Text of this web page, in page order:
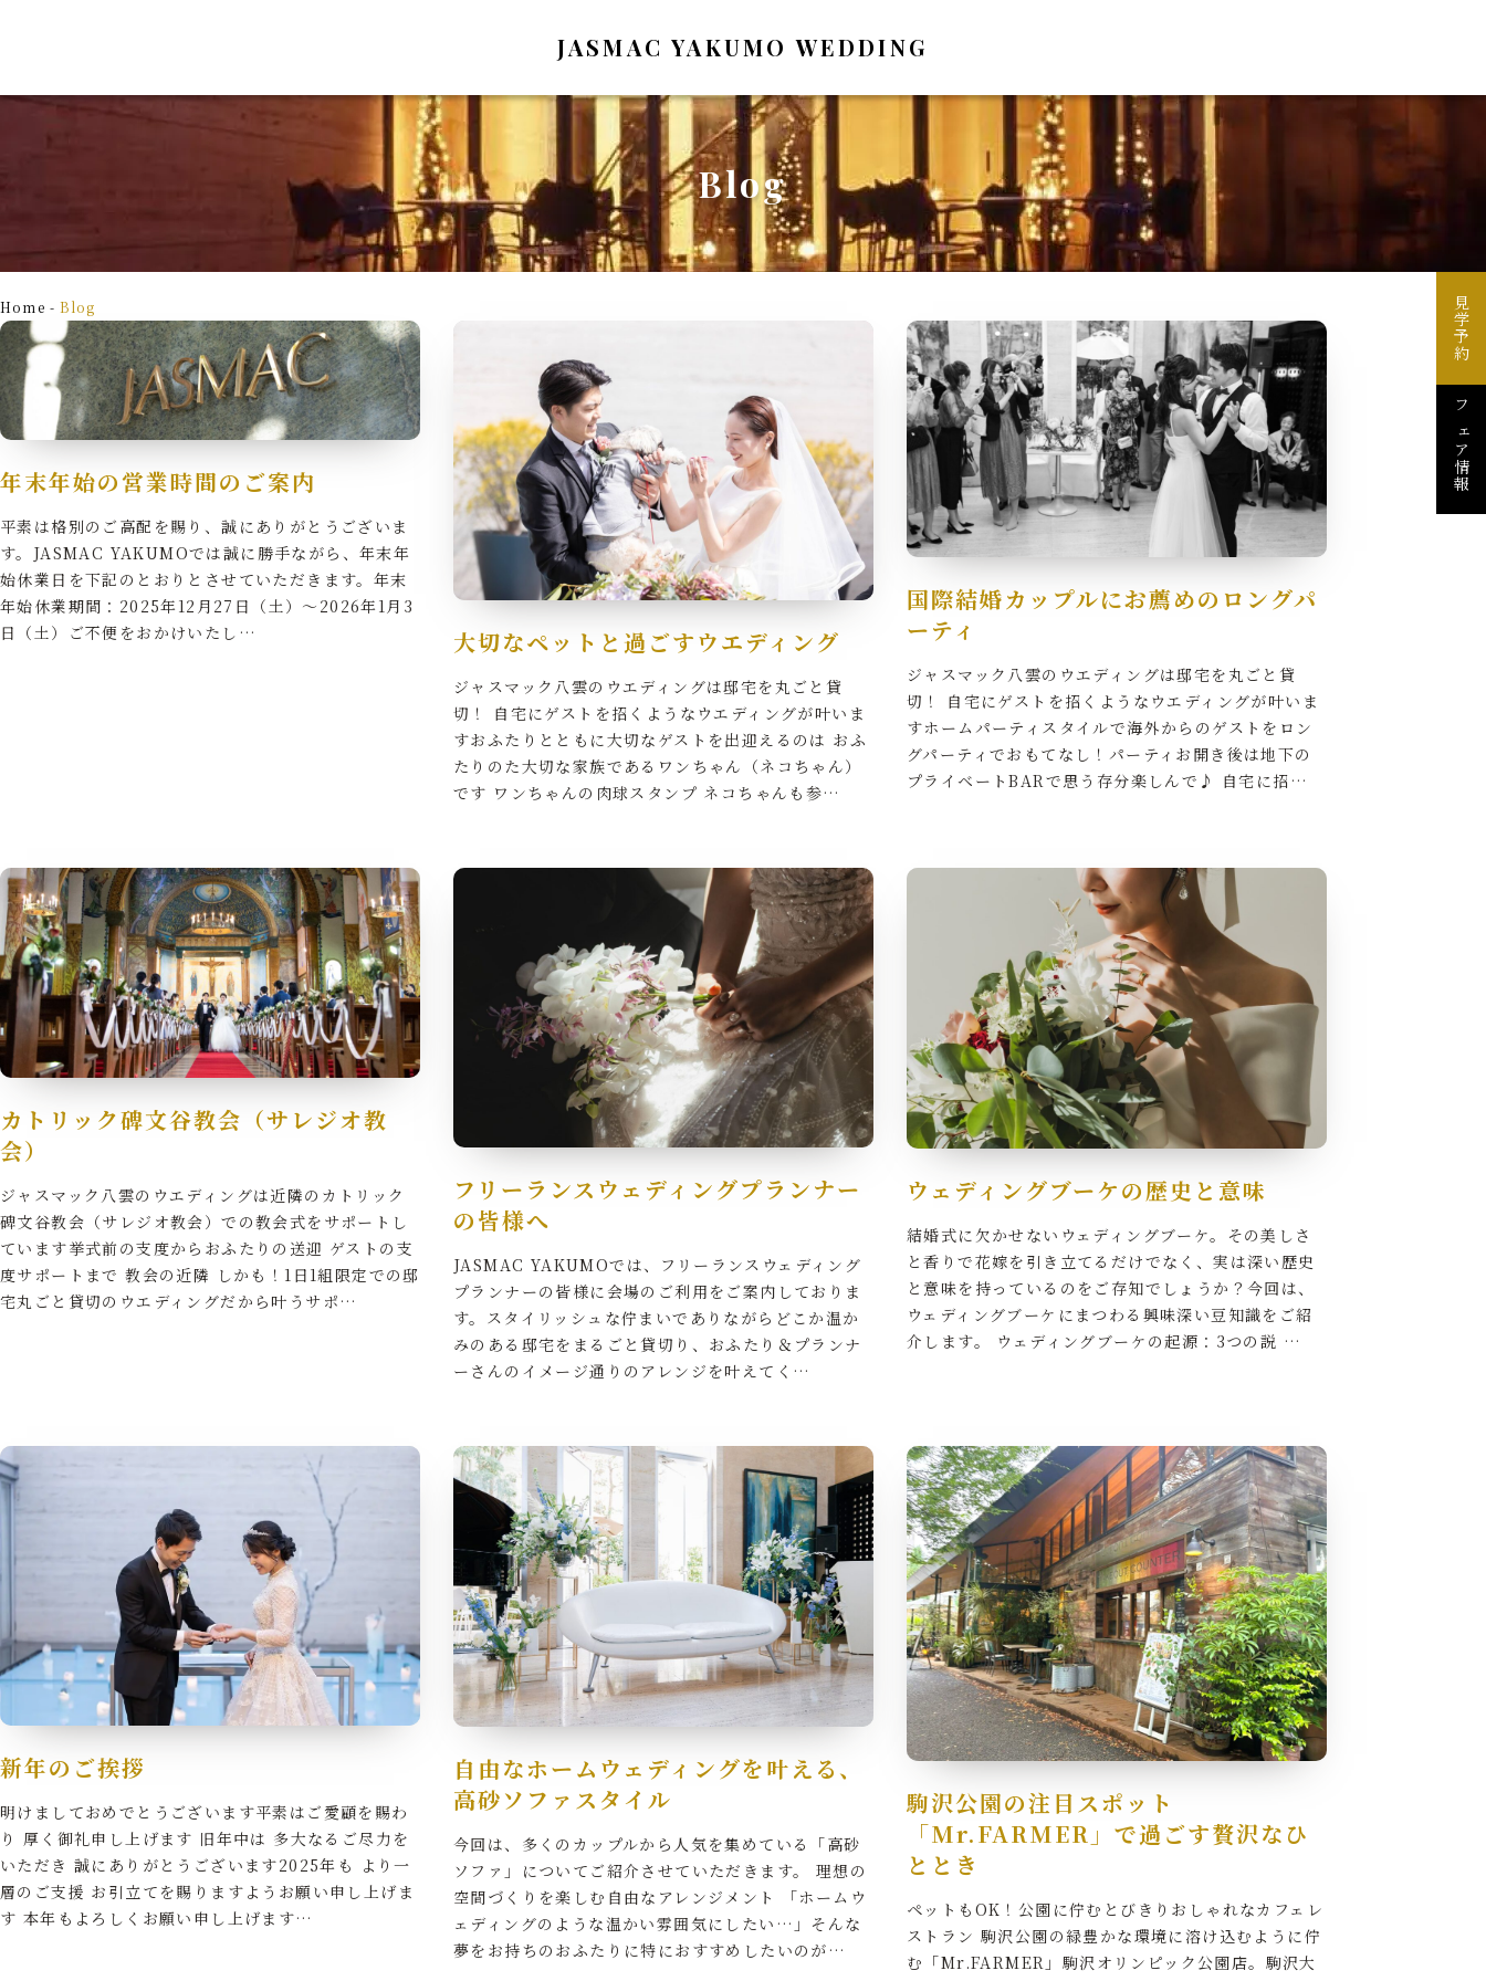
JASMAC YAKUMO WEDDING
TOP
Style&Plan
スタイル＆プラン
Architecture
建築の紹介
Ceremony&Party
挙式と披露宴
Wedding Report
Bridal Fair
ブライダルフェア
Blog
ブログ
Access&Map
アクセスマップ
Reserve
見学予約
Contact
お問い合わせ
Company
会社概要
Privacy Policy
プライバシーポリシー
見学予約
フェア情報
Blog
Home - Blog
年末年始の営業時間のご案内
平素は格別のご高配を賜り、誠にありがとうございま
す。JASMAC YAKUMOでは誠に勝手ながら、年末年
始休業日を下記のとおりとさせていただきます。年末
年始休業期間：2025年12月27日（土）～2026年1月3
日（土）ご不便をおかけいたし…
大切なペットと過ごすウエディング
ジャスマック八雲のウエディングは邸宅を丸ごと貸
切！ 自宅にゲストを招くようなウエディングが叶いま
すおふたりとともに大切なゲストを出迎えるのは おふ
たりのた大切な家族であるワンちゃん（ネコちゃん）
です ワンちゃんの肉球スタンプ ネコちゃんも参…
国際結婚カップルにお薦めのロングパ
ーティ
ジャスマック八雲のウエディングは邸宅を丸ごと貸
切！ 自宅にゲストを招くようなウエディングが叶いま
すホームパーティスタイルで海外からのゲストをロン
グパーティでおもてなし！パーティお開き後は地下の
プライベートBARで思う存分楽しんで♪ 自宅に招…
カトリック碑文谷教会（サレジオ教
会）
ジャスマック八雲のウエディングは近隣のカトリック
碑文谷教会（サレジオ教会）での教会式をサポートし
ています挙式前の支度からおふたりの送迎 ゲストの支
度サポートまで 教会の近隣 しかも！1日1組限定での邸
宅丸ごと貸切のウエディングだから叶うサポ…
フリーランスウェディングプランナー
の皆様へ
JASMAC YAKUMOでは、フリーランスウェディング
プランナーの皆様に会場のご利用をご案内しておりま
す。スタイリッシュな佇まいでありながらどこか温か
みのある邸宅をまるごと貸切り、おふたり＆プランナ
ーさんのイメージ通りのアレンジを叶えてく…
ウェディングブーケの歴史と意味
結婚式に欠かせないウェディングブーケ。その美しさ
と香りで花嫁を引き立てるだけでなく、実は深い歴史
と意味を持っているのをご存知でしょうか？今回は、
ウェディングブーケにまつわる興味深い豆知識をご紹
介します。 ウェディングブーケの起源：3つの説 …
新年のご挨拶
明けましておめでとうございます平素はご愛顧を賜わ
り 厚く御礼申し上げます 旧年中は 多大なるご尽力を
いただき 誠にありがとうございます2025年も より一
層のご支援 お引立てを賜りますようお願い申し上げま
す 本年もよろしくお願い申し上げます…
自由なホームウェディングを叶える、
高砂ソファスタイル
今回は、多くのカップルから人気を集めている「高砂
ソファ」についてご紹介させていただきます。 理想の
空間づくりを楽しむ自由なアレンジメント 「ホームウ
ェディングのような温かい雰囲気にしたい…」そんな
夢をお持ちのおふたりに特におすすめしたいのが…
駒沢公園の注目スポット
「Mr.FARMER」で過ごす贅沢なひ
ととき
ペットもOK！公園に佇むとびきりおしゃれなカフェレ
ストラン 駒沢公園の緑豊かな環境に溶け込むように佇
む「Mr.FARMER」駒沢オリンピック公園店。駒沢大